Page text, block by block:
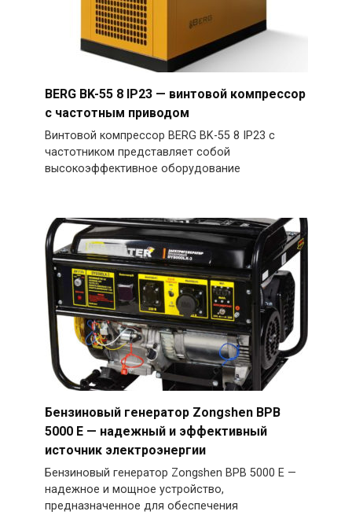
BERG BK-55 8 IP23 — винтовой компрессор
с частотным приводом
Винтовой компрессор BERG BK-55 8 IP23 с
частотником представляет собой
высокоэффективное оборудование
Бензиновый генератор Zongshen BPB
5000 E — надежный и эффективный
источник электроэнергии
Бензиновый генератор Zongshen BPB 5000 E —
надежное и мощное устройство,
предназначенное для обеспечения